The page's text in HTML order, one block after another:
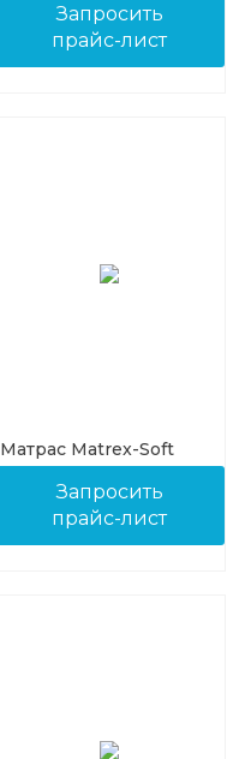
Запросить
прайс-лист
Матрас Matrex-Soft
Запросить
прайс-лист